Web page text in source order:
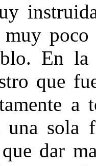
muy
En
que
a
una sola
dar